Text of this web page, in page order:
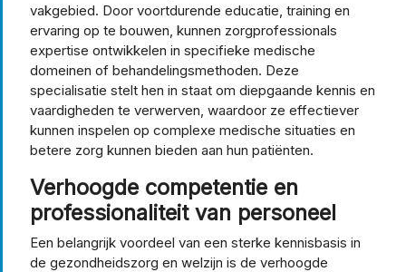
vakgebied. Door voortdurende educatie, training en
ervaring op te bouwen, kunnen zorgprofessionals
expertise ontwikkelen in specifieke medische
domeinen of behandelingsmethoden. Deze
specialisatie stelt hen in staat om diepgaande kennis en
vaardigheden te verwerven, waardoor ze effectiever
kunnen inspelen op complexe medische situaties en
betere zorg kunnen bieden aan hun patiënten.
Verhoogde competentie en
professionaliteit van personeel
Een belangrijk voordeel van een sterke kennisbasis in
de gezondheidszorg en welzijn is de verhoogde